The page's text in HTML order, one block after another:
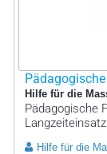
Hilfe für die
Pädagogische
Hilfe für die